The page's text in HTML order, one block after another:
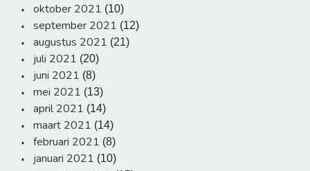
oktober 2021 (10)
september 2021 (12)
augustus 2021 (21)
juli 2021 (20)
juni 2021 (8)
mei 2021 (13)
april 2021 (14)
maart 2021 (14)
februari 2021 (8)
januari 2021 (10)